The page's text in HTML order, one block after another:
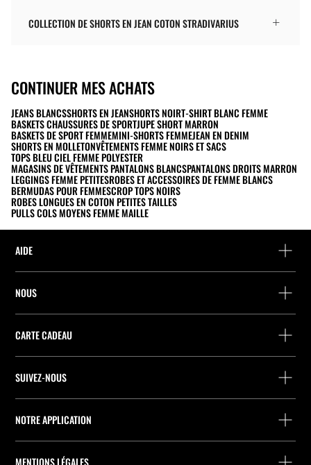
COLLECTION DE SHORTS EN JEAN COTON STRADIVARIUS
CONTINUER MES ACHATS
JEANS BLANCSSHORTS EN JEANSHORTS NOIRT-SHIRT BLANC FEMME
BASKETS CHAUSSURES DE SPORTJUPE SHORT MARRON
BASKETS DE SPORT FEMMEMINI-SHORTS FEMMEJEAN EN DENIM
SHORTS EN MOLLETONVÊTEMENTS FEMME NOIRS ET SACS
TOPS BLEU CIEL FEMME POLYESTER
MAGASINS DE VÊTEMENTS PANTALONS BLANCSPANTALONS DROITS MARRON
LEGGINGS FEMME PETITESROBES ET ACCESSOIRES DE FEMME BLANCS
BERMUDAS POUR FEMMESCROP TOPS NOIRS
ROBES LONGUES EN COTON PETITES TAILLES
PULLS COLS MOYENS FEMME MAILLE
AIDE
Localisez votre commande
Recherche de points relais
Préférences de cookies
Qualités et caractéristiques environnementales des produits
NOUS
Entreprise
Company Profile
CARTE CADEAU
Achat de Carte Cadeau
SUIVEZ-NOUS
NOTRE APPLICATION
MENTIONS LÉGALES